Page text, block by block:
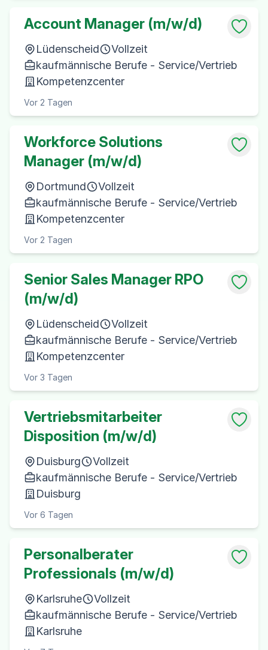
Account Manager (m/w/d)
Lüdenscheid
Vollzeit
kaufmännische Berufe - Service/Vertrieb
Kompetenzcenter
Vor 2 Tagen
Workforce Solutions
Manager (m/w/d)
Dortmund
Vollzeit
kaufmännische Berufe - Service/Vertrieb
Kompetenzcenter
Vor 2 Tagen
Senior Sales Manager RPO
(m/w/d)
Lüdenscheid
Vollzeit
kaufmännische Berufe - Service/Vertrieb
Kompetenzcenter
Vor 3 Tagen
Vertriebsmitarbeiter
Disposition (m/w/d)
Duisburg
Vollzeit
kaufmännische Berufe - Service/Vertrieb
Duisburg
Vor 6 Tagen
Personalberater
Professionals (m/w/d)
Karlsruhe
Vollzeit
kaufmännische Berufe - Service/Vertrieb
Karlsruhe